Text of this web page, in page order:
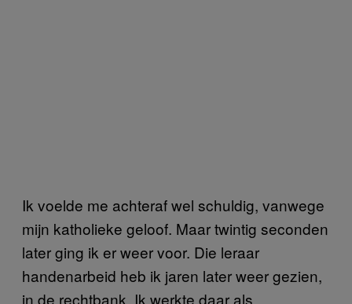
Ik voelde me achteraf wel schuldig, vanwege
mijn katholieke geloof. Maar twintig seconden
later ging ik er weer voor. Die leraar
handenarbeid heb ik jaren later weer gezien,
in de rechtbank. Ik werkte daar als